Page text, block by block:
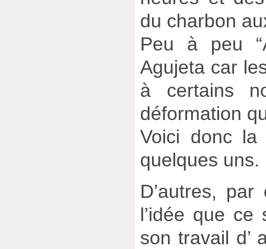
du charbon
Peu à peu
Agujeta car
à certains
déformation
Voici donc la
quelques uns.
D’autres,
l’idée que ce
son travail d’